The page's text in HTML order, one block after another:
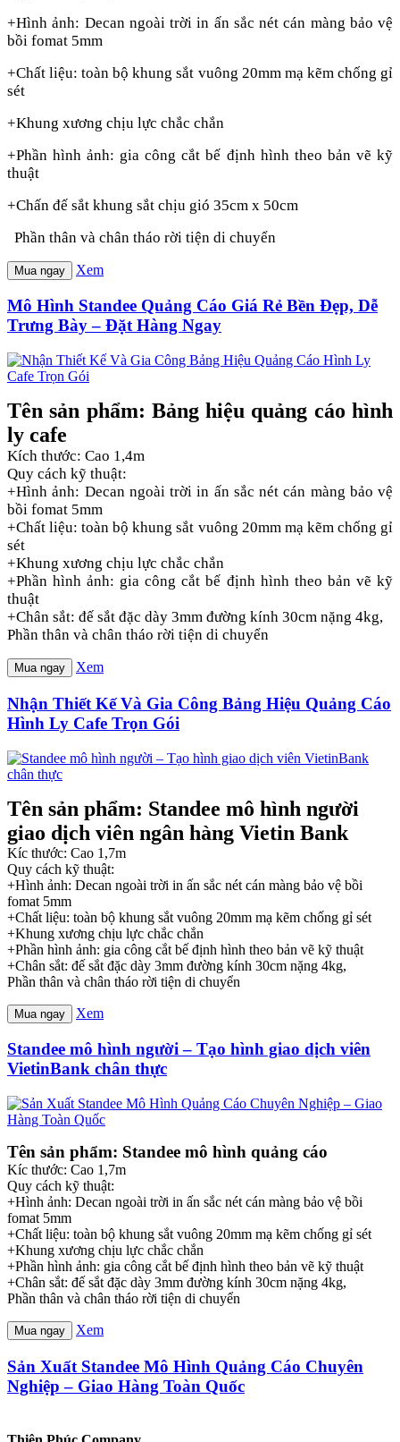
+Hình ảnh: Decan ngoài trời in ấn sắc nét cán màng bảo vệ
bồi fomat 5mm
+Chất liệu: toàn bộ khung sắt vuông 20mm mạ kẽm chống gỉ
sét
+Khung xương chịu lực chắc chắn
+Phần hình ảnh: gia công cắt bế định hình theo bản vẽ kỹ
thuật
+Chấn đế sắt khung sắt chịu gió 35cm x 50cm
Phần thân và chân tháo rời tiện di chuyển
Mua ngay Xem
Mô Hình Standee Quảng Cáo Giá Rẻ Bền Đẹp, Dễ
Trưng Bày – Đặt Hàng Ngay
Tên sản phẩm: Bảng hiệu quảng cáo hình
ly cafe
Kích thước: Cao 1,4m
Quy cách kỹ thuật:
+Hình ảnh: Decan ngoài trời in ấn sắc nét cán màng bảo vệ
bồi fomat 5mm
+Chất liệu: toàn bộ khung sắt vuông 20mm mạ kẽm chống gỉ
sét
+Khung xương chịu lực chắc chắn
+Phần hình ảnh: gia công cắt bế định hình theo bản vẽ kỹ
thuật
+Chân sắt: đế sắt đặc dày 3mm đường kính 30cm nặng 4kg,
Phần thân và chân tháo rời tiện di chuyển
Mua ngay Xem
Nhận Thiết Kế Và Gia Công Bảng Hiệu Quảng Cáo
Hình Ly Cafe Trọn Gói
Tên sản phẩm: Standee mô hình người
giao dịch viên ngân hàng Vietin Bank
Kíc thước: Cao 1,7m
Quy cách kỹ thuật:
+Hình ảnh: Decan ngoài trời in ấn sắc nét cán màng bảo vệ bồi
fomat 5mm
+Chất liệu: toàn bộ khung sắt vuông 20mm mạ kẽm chống gỉ sét
+Khung xương chịu lực chắc chắn
+Phần hình ảnh: gia công cắt bế định hình theo bản vẽ kỹ thuật
+Chân sắt: đế sắt đặc dày 3mm đường kính 30cm nặng 4kg,
Phần thân và chân tháo rời tiện di chuyển
Mua ngay Xem
Standee mô hình người – Tạo hình giao dịch viên
VietinBank chân thực
Tên sản phẩm: Standee mô hình quảng cáo
Kíc thước: Cao 1,7m
Quy cách kỹ thuật:
+Hình ảnh: Decan ngoài trời in ấn sắc nét cán màng bảo vệ bồi
fomat 5mm
+Chất liệu: toàn bộ khung sắt vuông 20mm mạ kẽm chống gỉ sét
+Khung xương chịu lực chắc chắn
+Phần hình ảnh: gia công cắt bế định hình theo bản vẽ kỹ thuật
+Chân sắt: đế sắt đặc dày 3mm đường kính 30cm nặng 4kg,
Phần thân và chân tháo rời tiện di chuyển
Mua ngay Xem
Sản Xuất Standee Mô Hình Quảng Cáo Chuyên
Nghiệp – Giao Hàng Toàn Quốc